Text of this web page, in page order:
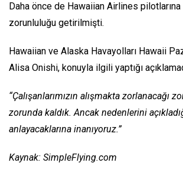
Daha önce de Hawaiian Airlines pilotlarına
zorunluluğu getirilmişti.
Hawaiian ve Alaska Havayolları Hawaii
Alisa Onishi, konuyla ilgili yaptığı
“Çalışanlarımızın alışmakta zorlanacağı
zorunda kaldık. Ancak nedenlerini
anlayacaklarına inanıyoruz.”
Kaynak: SimpleFlying.com